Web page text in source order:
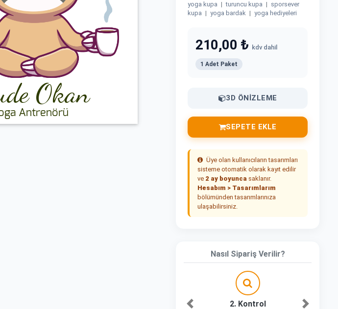
yoga kupa | turuncu kupa | sporsever
kupa | yoga bardak | yoga hediyeleri
210,00 ₺ kdv dahil
1 Adet Paket
3D ÖNIZLEME
SEPETE EKLE
Üye olan kullanıcıların tasarımları
sisteme otomatik olarak kayıt edilir
ve 2 ay boyunca saklanır.
Hesabım > Tasarımlarım
bölümünden tasarımlarınıza
ulaşabilirsiniz.
Nasıl Sipariş Verilir?
2. Kontrol
Önceki Sonraki